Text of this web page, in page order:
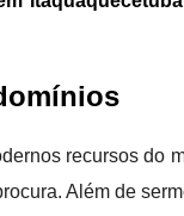
recursos do
Além de